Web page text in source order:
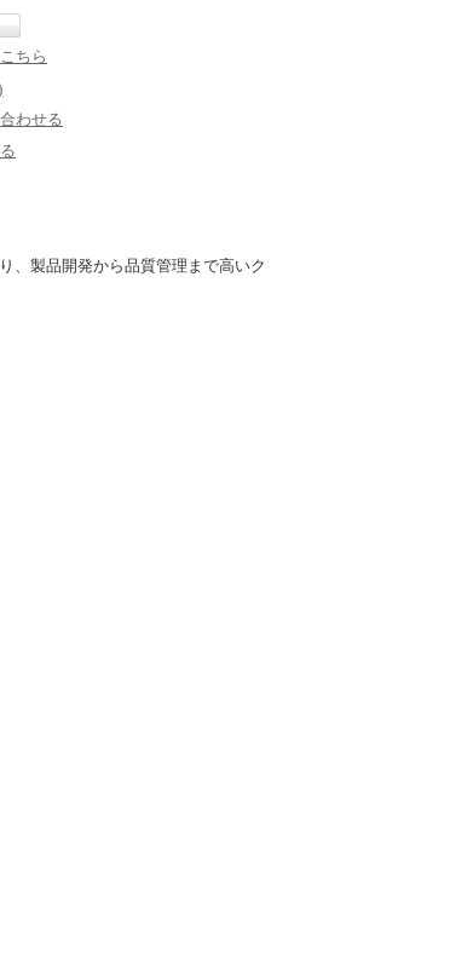
ちら
わせる
、製品開発から品質管理まで高いク